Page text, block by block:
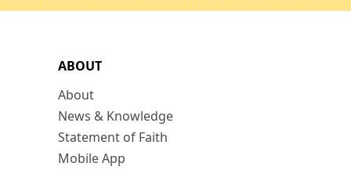
ABOUT
About
News & Knowledge
Statement of Faith
Mobile App